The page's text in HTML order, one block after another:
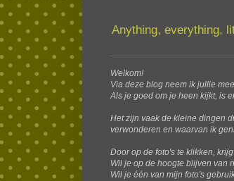
Anything, everything,
Welkom!
Via deze blog neem ik jullie
Als je goed om je heen kijkt, is
Het zijn vaak de kleine dingen
verwonderen en waarvan ik
Door op de foto's te klikken,
Wil je op de hoogte blijven van
Wil je één van mijn foto's